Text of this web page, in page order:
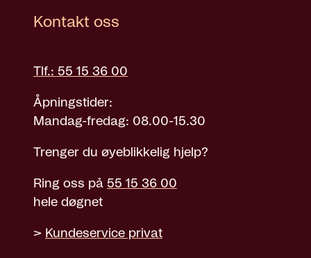
Kontakt oss
Tlf.: 55 15 36 00
Åpningstider:
Mandag-fredag: 08.00-15.30
Trenger du øyeblikkelig hjelp?
Ring oss på 55 15 36 00
hele døgnet
> Kundeservice privat